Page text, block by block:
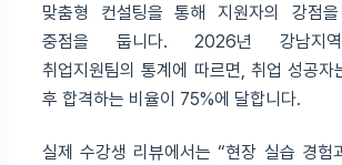
맞춤형 컨설팅을 통해 지원자의 강점
중점을 둡니다. 2026년 강남지
취업지원팀의 통계에 따르면, 취업 성공자
후 합격하는 비율이 75%에 달합니다.
실제 수강생 리뷰에서는 “현장 실습 경험